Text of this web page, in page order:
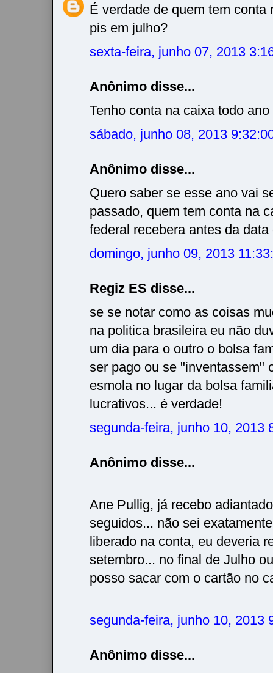
É verdade de quem tem conta
pis em julho?
sexta-feira, junho 07, 2013
Anônimo disse...
Tenho conta na caixa todo
sábado, junho 08, 2013
Anônimo disse...
Quero saber se esse ano vai
passado, quem tem conta na
federal recebera antes da
domingo, junho 09, 2013
Regiz ES disse...
se se notar como as coisas
na politica brasileira eu não
um dia para o outro o bolsa
ser pago ou se "inventassem"
esmola no lugar da bolsa
lucrativos... é verdade!
segunda-feira, junho 10, 2013
Anônimo disse...
Ane Pullig, já recebo
seguidos... não sei
liberado na conta, eu deveria
setembro... no final de Julho
posso sacar com o cartão no
segunda-feira, junho 10, 2013
Anônimo disse...